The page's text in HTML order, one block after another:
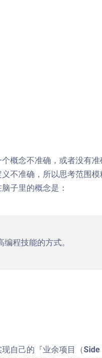
概念不准确，或者没有
不准确，所以思考范围
子里的概念是：
程技能的方式。
自己的『业余项目（